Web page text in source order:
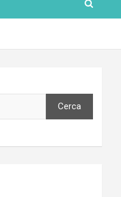
Cerca